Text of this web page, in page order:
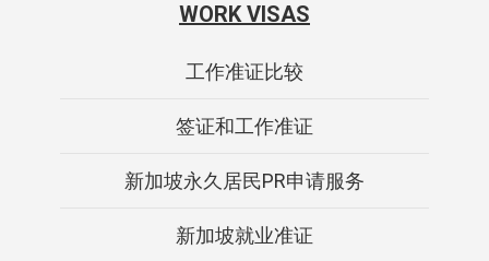
WORK VISAS
工作准证比较
签证和工作准证
新加坡永久居民PR申请服务
新加坡就业准证